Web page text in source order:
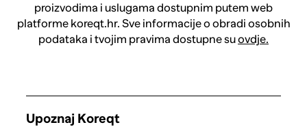
proizvodima i uslugama dostupnim putem web
platforme koreqt.hr. Sve informacije o obradi osobnih
podataka i tvojim pravima dostupne suovdje.
Upoznaj Koreqt